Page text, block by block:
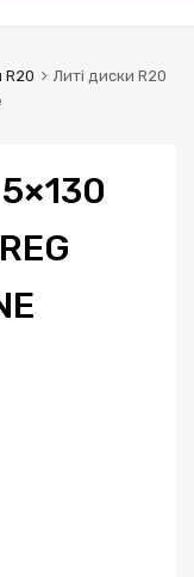
R20
Литі диски R20